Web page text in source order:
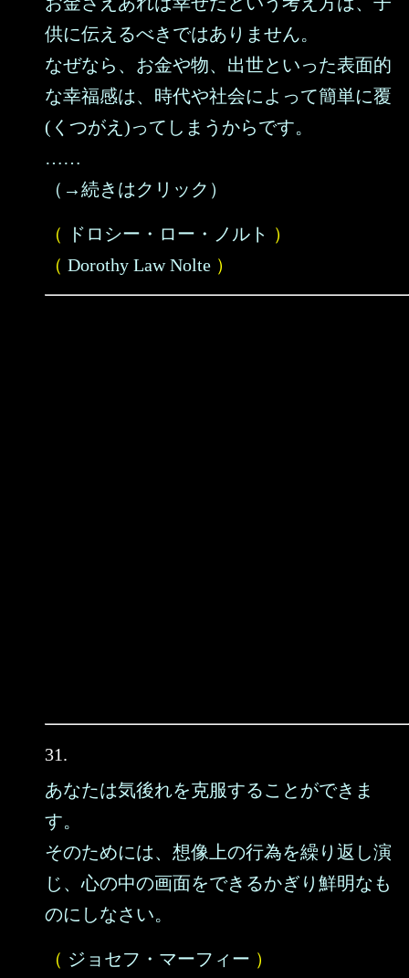
供に伝えるべきではありません。
なぜなら、お金や物、出世といった表面的
な幸福感は、時代や社会によって簡単に覆
(くつがえ)ってしまうからです。
……
（→続きはクリック）
（ ドロシー・ロー・ノルト ）
（ Dorothy Law Nolte ）
31.
あなたは気後れを克服することができま
す。
そのためには、想像上の行為を繰り返し演
じ、心の中の画面をできるかぎり鮮明なも
のにしなさい。
（ ジョセフ・マーフィー ）